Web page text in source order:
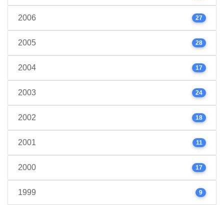
2006 27
2005 28
2004 17
2003 24
2002 18
2001 11
2000 17
1999 9